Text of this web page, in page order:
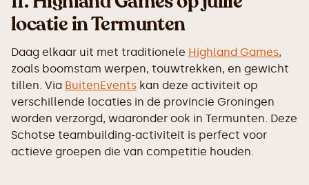
locatie in Termunten
Daag elkaar uit met traditionele Highland Games,
zoals boomstam werpen, touwtrekken, en gewicht
tillen. Via BuitenEvents kan deze activiteit op
verschillende locaties in de provincie Groningen
worden verzorgd, waaronder ook in Termunten. Deze
Schotse teambuilding-activiteit is perfect voor
actieve groepen die van competitie houden.